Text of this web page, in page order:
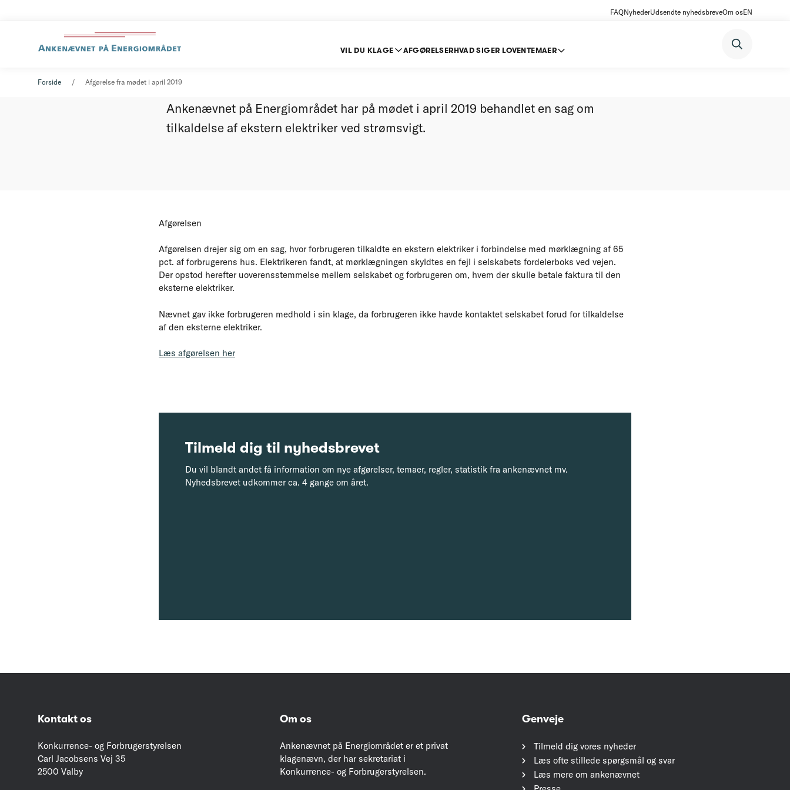
FAQNyhederUdsendte nyhedsbreveOm osEN
VIL DU KLAGE AFGØRELSERHVAD SIGER LOVENTEMAER
Forside Afgørelse fra mødet i april 2019
Ankenævnet på Energiområdet har på mødet i april 2019 behandlet en sag om
tilkaldelse af ekstern elektriker ved strømsvigt.
Afgørelsen
Afgørelsen drejer sig om en sag, hvor forbrugeren tilkaldte en ekstern elektriker i forbindelse med mørklægning af 65
pct. af forbrugerens hus. Elektrikeren fandt, at mørklægningen skyldtes en fejl i selskabets fordelerboks ved vejen.
Der opstod herefter uoverensstemmelse mellem selskabet og forbrugeren om, hvem der skulle betale faktura til den
eksterne elektriker.
Nævnet gav ikke forbrugeren medhold i sin klage, da forbrugeren ikke havde kontaktet selskabet forud for tilkaldelse
af den eksterne elektriker.
Læs afgørelsen her
Tilmeld dig til nyhedsbrevet
Du vil blandt andet få information om nye afgørelser, temaer, regler, statistik fra ankenævnet mv.
Nyhedsbrevet udkommer ca. 4 gange om året.
Kontakt os
Konkurrence- og Forbrugerstyrelsen
Carl Jacobsens Vej 35
2500 Valby
Om os
Ankenævnet på Energiområdet er et privat
klagenævn, der har sekretariat i
Konkurrence- og Forbrugerstyrelsen.
Genveje
Tilmeld dig vores nyheder
Læs ofte stillede spørgsmål og svar
Læs mere om ankenævnet